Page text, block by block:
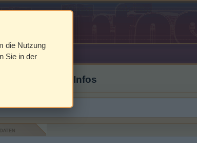
Cover & DVD Infos
die Nutzung
Sie in der